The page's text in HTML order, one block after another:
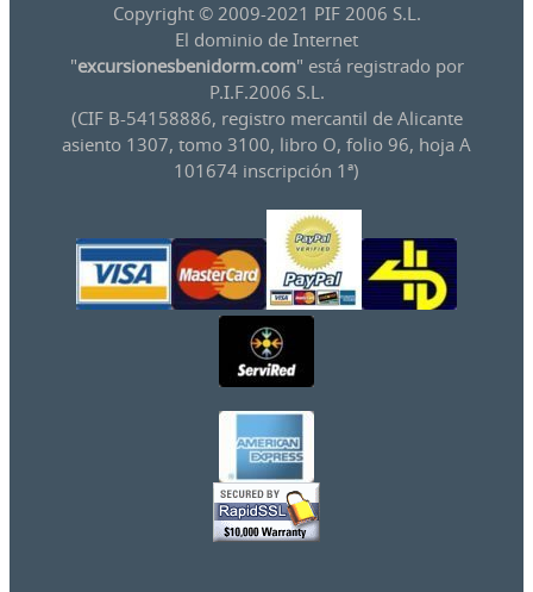
Copyright © 2009-2021 PIF 2006 S.L.
El dominio de Internet
"excursionesbenidorm.com" está registrado por
P.I.F.2006 S.L.
(CIF B-54158886, registro mercantil de Alicante
asiento 1307, tomo 3100, libro O, folio 96, hoja A
101674 inscripción 1ª)